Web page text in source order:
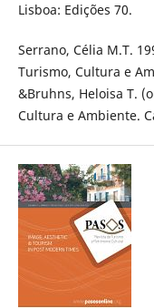
Lisboa: Edições 70.
Serrano, Célia M.T.
Turismo, Cultura e
&Bruhns, Heloisa T.
Cultura e Ambiente.